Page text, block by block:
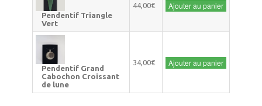
Pendentif Triangle
Vert
44,00€ Ajouter au panier
Pendentif Grand
Cabochon Croissant
de lune
34,00€ Ajouter au panier